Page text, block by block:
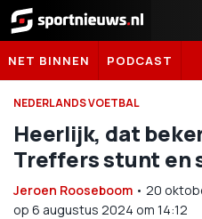
Sportnieuws.nl
NET BINNEN PODCAST
NEDERLANDS VOETBAL
Heerlijk, dat
Treffers stunt en
Jeroen Rooseboom • 20
op 6 augustus 2024 om 14:12